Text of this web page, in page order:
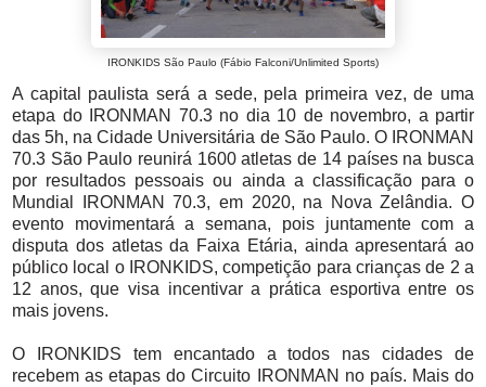
IRONKIDS São Paulo (Fábio Falconi/Unlimited Sports)
A capital paulista será a sede, pela primeira vez, de uma
etapa do IRONMAN 70.3 no dia 10 de novembro, a partir
das 5h, na Cidade Universitária de São Paulo. O IRONMAN
70.3 São Paulo reunirá 1600 atletas de 14 países na busca
por resultados pessoais ou ainda a classificação para o
Mundial IRONMAN 70.3, em 2020, na Nova Zelândia. O
evento movimentará a semana, pois juntamente com a
disputa dos atletas da Faixa Etária, ainda apresentará ao
público local o IRONKIDS, competição para crianças de 2 a
12 anos, que visa incentivar a prática esportiva entre os
mais jovens.
O IRONKIDS tem encantado a todos nas cidades de
recebem as etapas do Circuito IRONMAN no país. Mais do